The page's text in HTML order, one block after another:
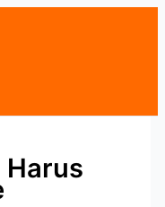
Harus